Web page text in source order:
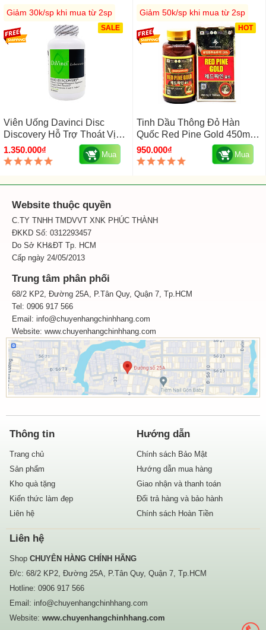
SALE
Giảm 30k/sp khi mua từ 2sp
Viên Uống Davinci Disc
Discovery Hỗ Trợ Thoát Vị
Đĩa Đệm Mỹ 180 Viên
1.350.000₫ Mua
HOT
Giảm 50k/sp khi mua từ 2sp
Tinh Dầu Thông Đỏ Hàn
Quốc Red Pine Gold 450mg
Hộp 100 Viên
950.000₫ Mua
Website thuộc quyền
C.TY TNHH TMDVVT XNK PHÚC THÀNH
ĐKKD Số: 0312293457
Do Sở KH&ĐT Tp. HCM
Cấp ngày 24/05/2013
Trung tâm phân phối
68/2 KP2, Đường 25A, P.Tân Quy, Quận 7, Tp.HCM
Tel: 0906 917 566
Email: info@chuyenhangchinhhang.com
Website: www.chuyenhangchinhhang.com
Thông tin
Trang chủ
Sản phẩm
Kho quà tặng
Kiến thức làm đẹp
Liên hệ
Hướng dẫn
Chính sách Bảo Mật
Hướng dẫn mua hàng
Giao nhận và thanh toán
Đổi trả hàng và bảo hành
Chính sách Hoàn Tiền
Liên hệ
Shop CHUYÊN HÀNG CHÍNH HÃNG
Đ/c: 68/2 KP2, Đường 25A, P.Tân Quy, Quận 7, Tp.HCM
Hotline: 0906 917 566
Email: info@chuyenhangchinhhang.com
Website: www.chuyenhangchinhhang.com